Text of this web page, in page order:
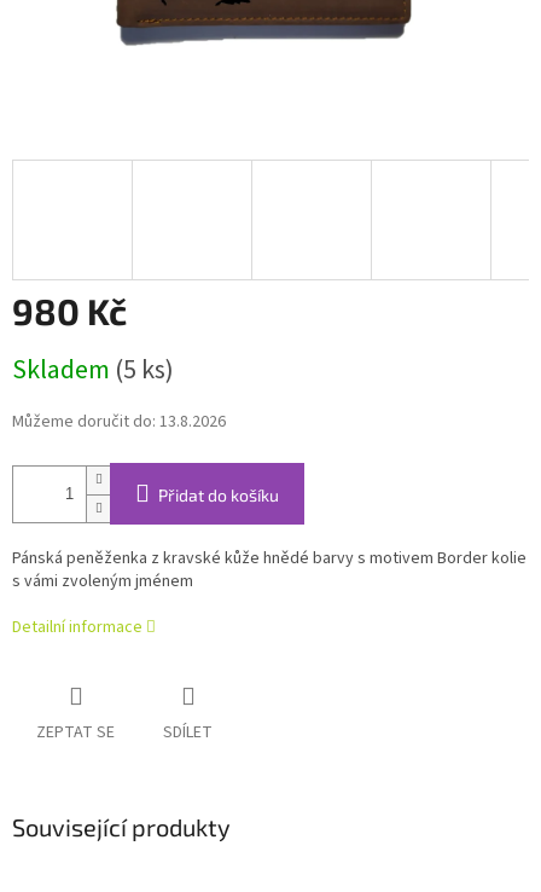
980 Kč
cena:
Skladem (5 ks)
Můžeme doručit do: 13.8.2026
Přidat do košíku
Pánská peněženka z kravské kůže hnědé barvys motivem Border kolie
s vámi zvoleným jménem
Detailní informace
ZEPTAT SE SDÍLET
Související produkty